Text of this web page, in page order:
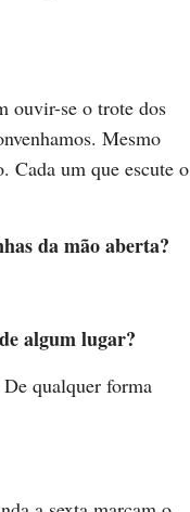
ouvir-se o trote dos
Mesmo
Cada um que escute o
da mão aberta?
algum lugar?
qualquer forma